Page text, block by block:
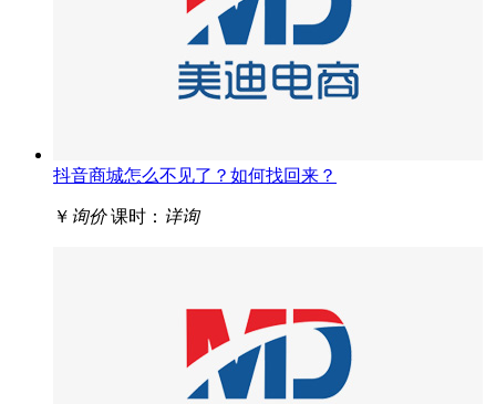
抖音商城怎么不见了？如何找回来？
￥ 询价 课时： 详询